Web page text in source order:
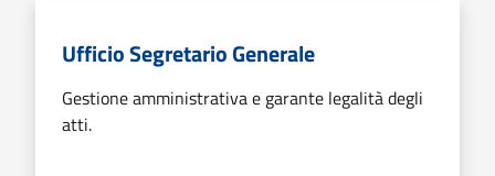
Ufficio Segretario Generale
Gestione amministrativa e garante legalità degli
atti.